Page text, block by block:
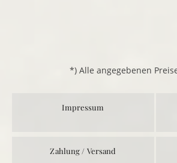
*) Alle angegebenen
Impressum
Zahlung / Versand